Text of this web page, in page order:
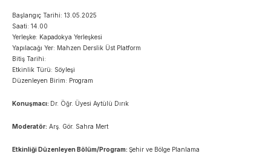
Başlangıç Tarihi: 13.05.2025
Saati: 14.00
Yerleşke: Kapadokya Yerleşkesi
Yapılacağı Yer: Mahzen Derslik Üst Platform
Bitiş Tarihi:
Etkinlik Türü: Söyleşi
Düzenleyen Birim: Program
Konuşmacı: Dr. Öğr. Üyesi Aytülü Dırık
Moderatör: Arş. Gör. Sahra Mert
Etkinliği Düzenleyen Bölüm/Program: Şehir ve Bölge Planlama